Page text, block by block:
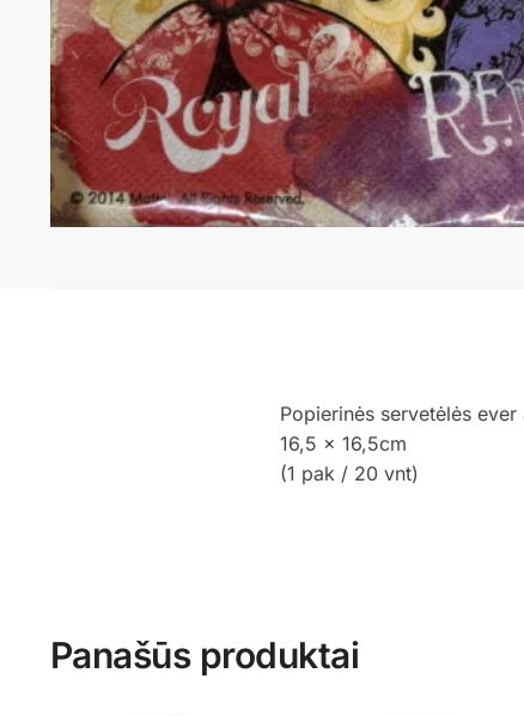
Popierinės servetėlės
16,5 x 16,5cm
(1 pak / 20 vnt)
Panašūs produktai